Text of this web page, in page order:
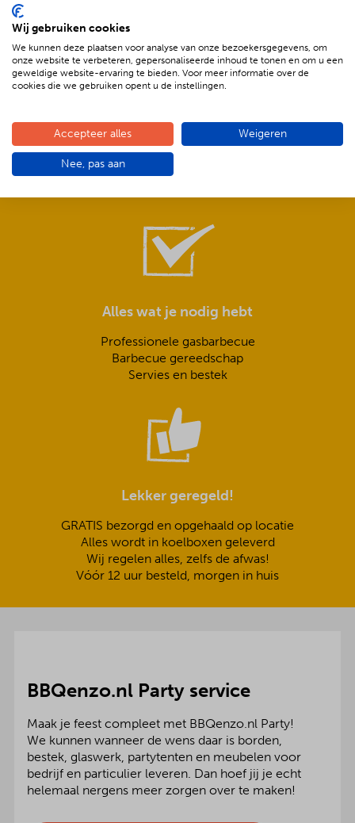
Compleet is ook écht compleet!
Frisse salades,
smeuïge sauzen,
Alles wat je nodig hebt
Professionele gasbarbecue
Barbecue gereedschap
Servies en bestek
Lekker geregeld!
GRATIS bezorgd en opgehaald op locatie
Alles wordt in koelboxen geleverd
Wij regelen alles, zelfs de afwas!
Vóór 12 uur besteld, morgen in huis
BBQenzo.nl Party service
Maak je feest compleet met BBQenzo.nl Party!
We kunnen wanneer de wens daar is borden,
bestek, glaswerk, partytenten en meubelen voor
bedrijf en particulier leveren. Dan hoef jij je echt
helemaal nergens meer zorgen over te maken!
Wij gebruiken cookies
We kunnen deze plaatsen voor analyse van onze bezoekersgegevens, om
onze website te verbeteren, gepersonaliseerde inhoud te tonen en om u een
geweldige website-ervaring te bieden. Voor meer informatie over de
cookies die we gebruiken opent u de instellingen.
Accepteer alles Weigeren
Nee, pas aan